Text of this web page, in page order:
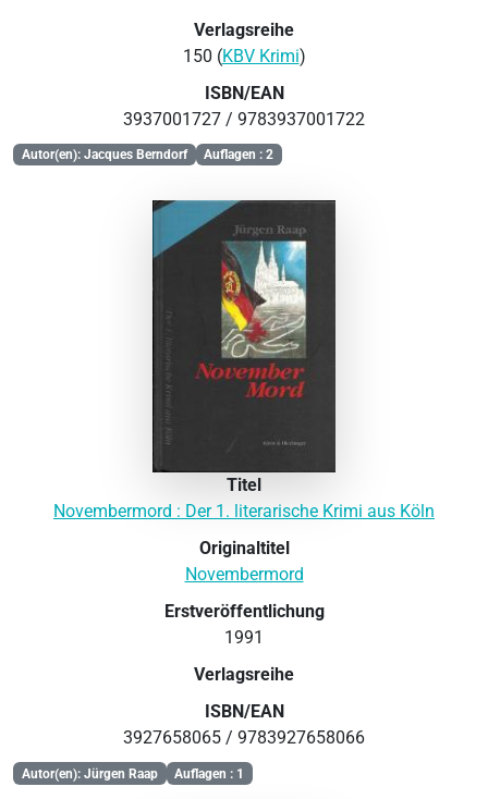
Verlagsreihe
150 (KBV Krimi)
ISBN/EAN
3937001727 / 9783937001722
Autor(en): Jacques Berndorf Auflagen : 2
Titel
Novembermord : Der 1. literarische Krimi aus Köln
Originaltitel
Novembermord
Erstveröffentlichung
1991
Verlagsreihe
ISBN/EAN
3927658065 / 9783927658066
Autor(en): Jürgen Raap Auflagen : 1